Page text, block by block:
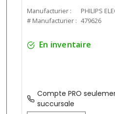
Manufacturier :
PHILIPS
# Manufacturier : 479626
En inventaire
Compte PRO
succursale